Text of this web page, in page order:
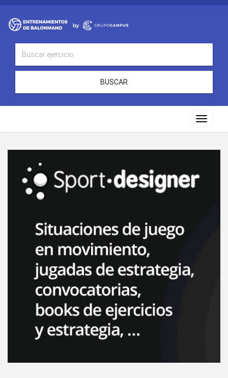
BUSCAR
Toggle